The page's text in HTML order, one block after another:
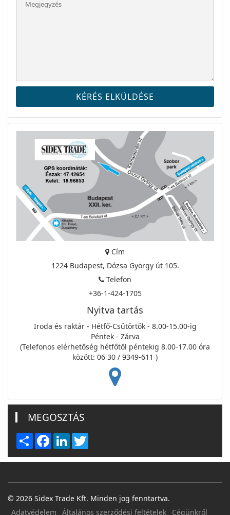
Cím
1224 Budapest, Dózsa György út 105.
Telefon
+36-1-424-1705
Nyitva tartás
Iroda és raktár - Hétfő-Csütörtök - 8.00-15.00-ig
Péntek - Zárva
(Telefonos elérhetőség hétfőtől péntekig 8.00-17.00 óra
között: 06 30 / 9349-611 )
MEGOSZTÁS
Share FacebookLinkedIn
© 2026 Sidex Trade Kft. Minden jog fenntartva.
Adatvédelem
Általános szerződési feltételek Cégünkről